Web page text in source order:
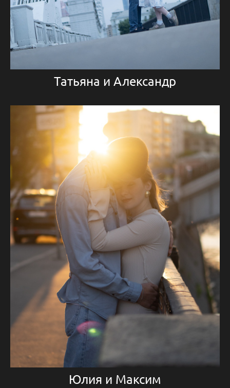
Татьяна и Александр
Юлия и Максим